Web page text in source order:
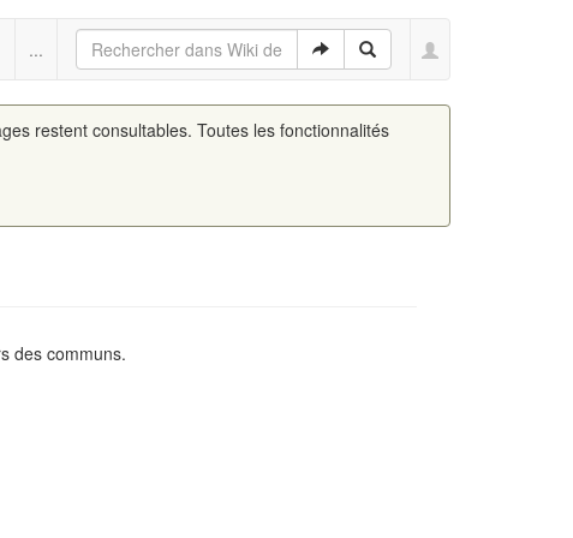
...
restent consultables. Toutes les fonctionnalités
des communs.